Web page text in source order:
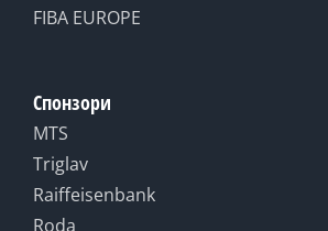
FIBA EUROPE
Спонзори
MTS
Triglav
Raiffeisenbank
Roda